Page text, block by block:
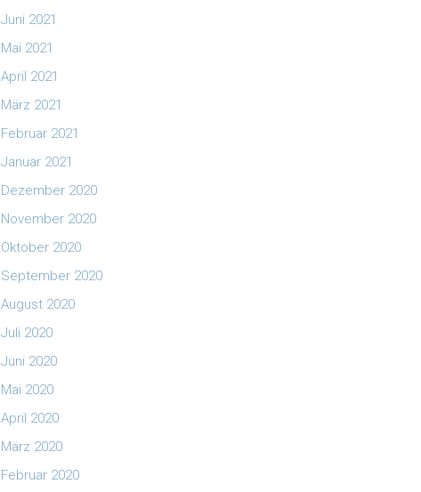
Juni 2021
Mai 2021
April 2021
März 2021
Februar 2021
Januar 2021
Dezember 2020
November 2020
Oktober 2020
September 2020
August 2020
Juli 2020
Juni 2020
Mai 2020
April 2020
März 2020
Februar 2020